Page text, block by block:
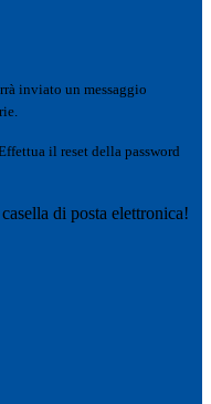
inviato un messaggio
il reset della password
di posta elettronica!